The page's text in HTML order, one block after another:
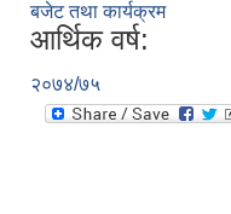
बजेट तथा कार्यक्रम
आर्थिक वर्ष:
२०७४/७५